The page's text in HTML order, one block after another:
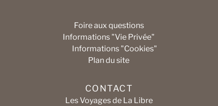
CONTACT
Les Voyages de La Libre
Foire aux questions
Informations "Vie Privée"
Informations "Cookies"
Plan du site